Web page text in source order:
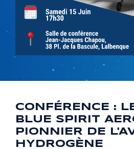
CONFÉRENCE :
BLUE SPIRIT
PIONNIER DE
HYDROGÈNE